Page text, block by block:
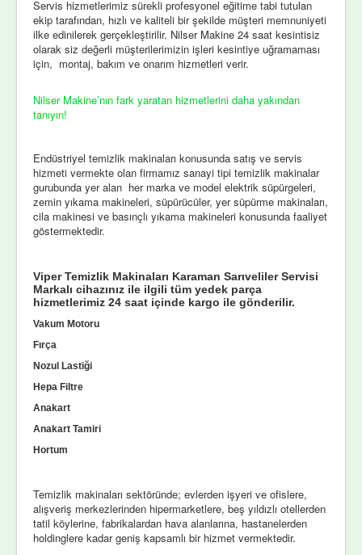
Servis hizmetlerimiz sürekli profesyonel eğitime tabi tutulan
ekip tarafından, hızlı ve kaliteli bir şekilde müşteri memnuniyeti
ilke edinilerek gerçekleştirilir. Nilser Makine 24 saat kesintisiz
olarak siz değerli müşterilerimizin işleri kesintiye uğramaması
için, montaj, bakım ve onarım hizmetleri verir.
Nilser Makine’nın fark yaratan hizmetlerini daha yakından
tanıyın!
Endüstriyel temizlik makinaları konusunda satış ve servis
hizmeti vermekte olan firmamız sanayi tipi temizlik makinalar
gurubunda yer alan her marka ve model elektrik süpürgeleri,
zemin yıkama makineleri, süpürücüler, yer süpürme makinaları,
cila makinesi ve basınçlı yıkama makineleri konusunda faaliyet
göstermektedir.
Viper Temizlik Makinaları Karaman Sarıveliler Servisi
Markalı cihazınız ile ilgili tüm yedek parça
hizmetlerimiz 24 saat içinde kargo ile gönderilir.
Vakum Motoru
Fırça
Nozul Lastiği
Hepa Filtre
Anakart
Anakart Tamiri
Hortum
Temizlik makinaları sektöründe; evlerden işyeri ve ofislere,
alışveriş merkezlerinden hipermarketlere, beş yıldızlı otellerden
tatil köylerine, fabrikalardan hava alanlarına, hastanelerden
holdinglere kadar geniş kapsamlı bir hizmet vermektedir.